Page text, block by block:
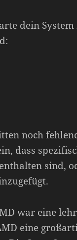
dein
noch
dass
sind,
war eine
eine